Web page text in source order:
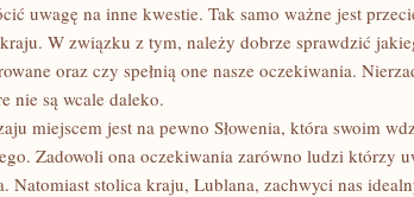
uwagę na inne kwestie. Tak samo ważne jest
W związku z tym, należy dobrze sprawdzić
oraz czy spełnią one nasze oczekiwania.
nie są wcale daleko.
miejscem jest na pewno Słowenia, która swoim
Zadowoli ona oczekiwania zarówno ludzi którzy
Natomiast stolica kraju, Lublana, zachwyci nas